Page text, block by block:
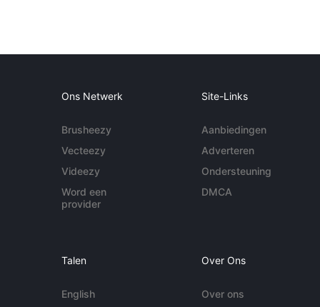
Ons Netwerk
Brusheezy
Vecteezy
Videezy
Word een
provider
Site-Links
Aanbiedingen
Adverteren
Ondersteuning
DMCA
Talen
English
Over Ons
Over ons